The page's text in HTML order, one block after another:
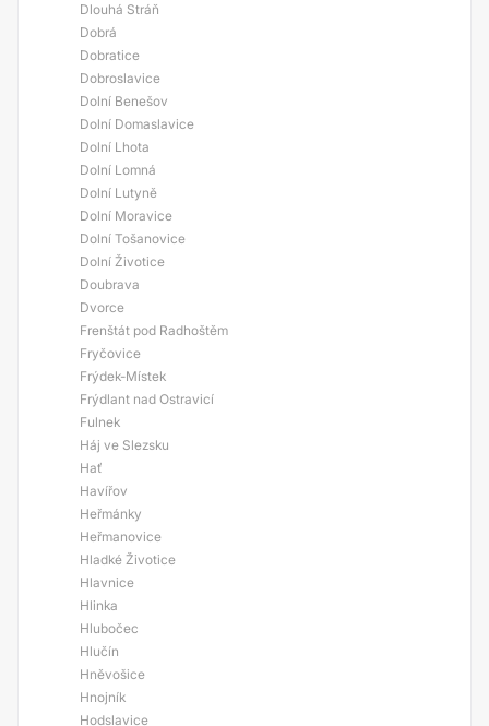
Dlouhá Stráň
Dobrá
Dobratice
Dobroslavice
Dolní Benešov
Dolní Domaslavice
Dolní Lhota
Dolní Lomná
Dolní Lutyně
Dolní Moravice
Dolní Tošanovice
Dolní Životice
Doubrava
Dvorce
Frenštát pod Radhoštěm
Fryčovice
Frýdek-Místek
Frýdlant nad Ostravicí
Fulnek
Háj ve Slezsku
Hať
Havířov
Heřmánky
Heřmanovice
Hladké Životice
Hlavnice
Hlinka
Hlubočec
Hlučín
Hněvošice
Hnojník
Hodslavice